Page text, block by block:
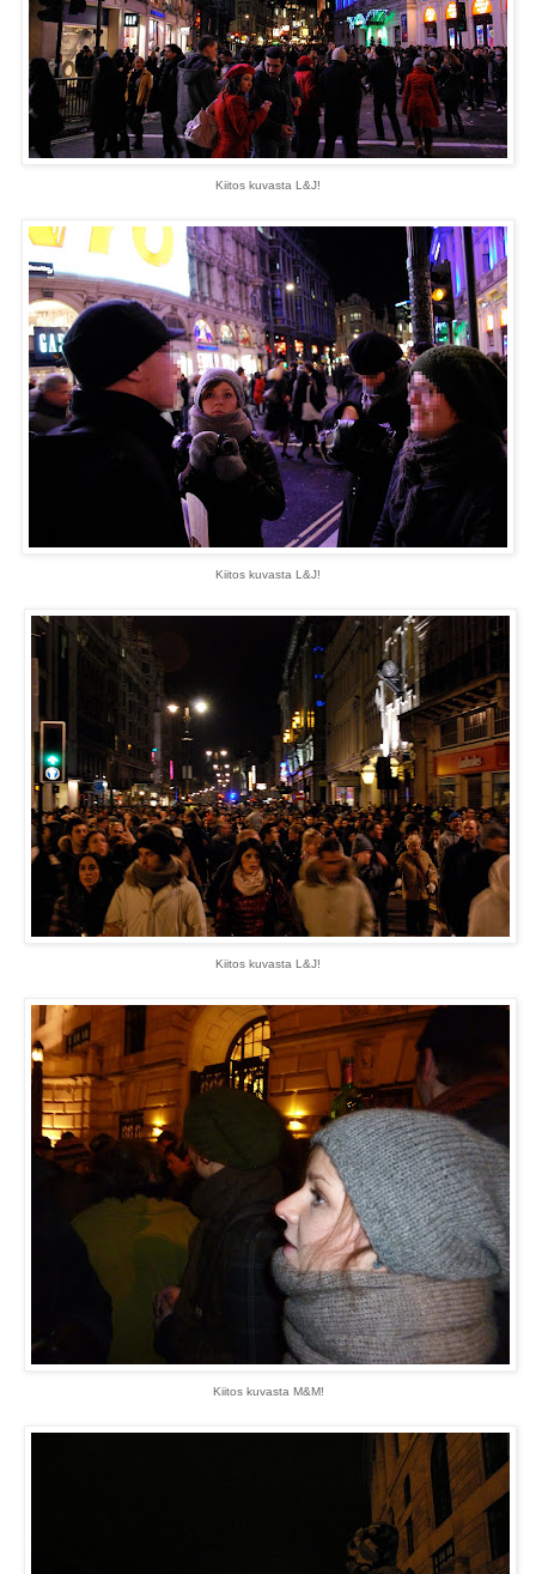
Kiitos kuvasta L&J!
Kiitos kuvasta L&J!
Kiitos kuvasta L&J!
Kiitos kuvasta M&M!